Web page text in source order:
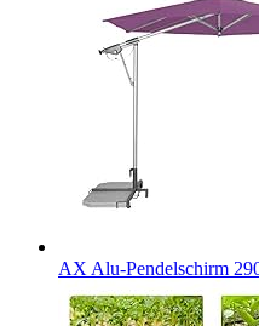
AX Alu-Pendelschirm